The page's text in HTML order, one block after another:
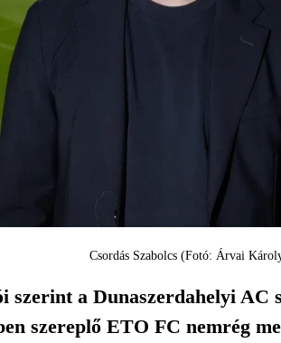
Csordás Szabolcs (Fotó: Árvai
szerint a Dunaszerdahelyi AC
szereplő ETO FC nemrég